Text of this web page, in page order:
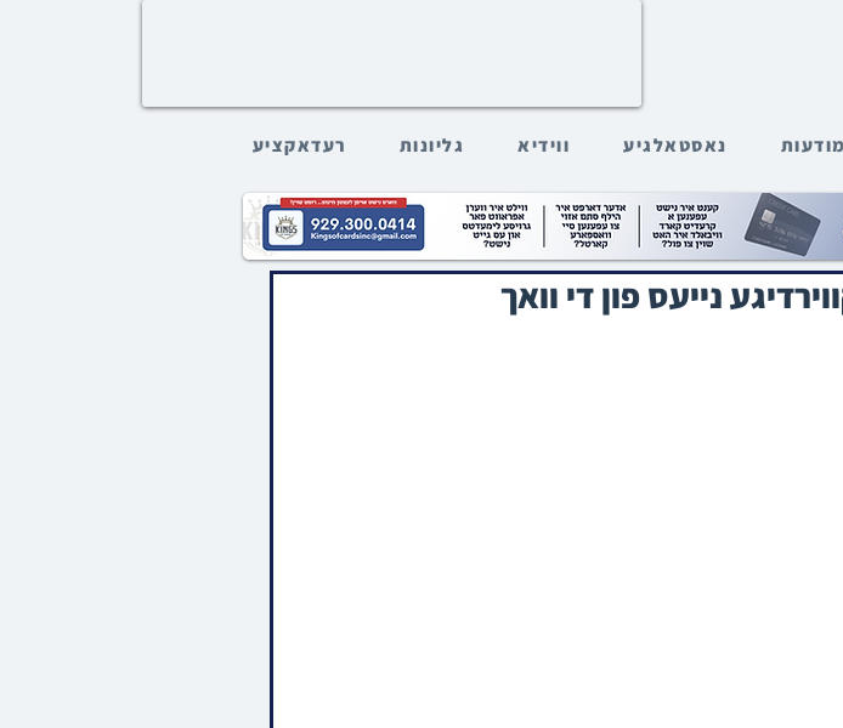
מודעות נאסטאלגיע ווידיא גליונות רעדאקציע
נייעס פון די וואך